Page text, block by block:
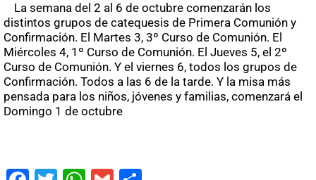
La semana del 2 al 6 de octubre comenzarán los
distintos grupos de catequesis de Primera Comunión y
Confirmación. El Martes 3, 3º Curso de Comunión. El
Miércoles 4, 1º Curso de Comunión. El Jueves 5, el 2º
Curso de Comunión. Y el viernes 6, todos los grupos de
Confirmación. Todos a las 6 de la tarde. Y la misa más
pensada para los niños, jóvenes y familias, comenzará el
Domingo 1 de octubre